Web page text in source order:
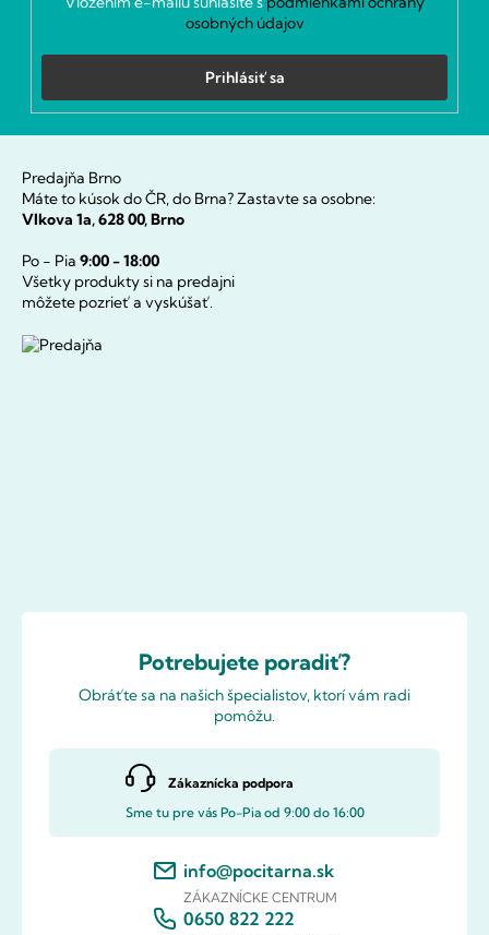
osobných údajov
Prihlásiť sa
Predajňa Brno
Máte to kúsok do ČR, do Brna? Zastavte sa osobne:
Vlkova 1a, 628 00, Brno
Po - Pia 9:00 - 18:00
Všetky produkty si na predajni
môžete pozrieť a vyskúšať.
Potrebujete poradiť?
Obráťte sa na našich špecialistov, ktorí vám radi
pomôžu.
Zákaznícka podpora
Sme tu pre vás Po-Pia od 9:00 do 16:00
info@pocitarna.sk
ZÁKAZNÍCKE CENTRUM
0650 822 222